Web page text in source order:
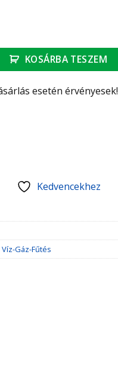
KOSÁRBA TESZEM
esetén érvényesek!
Kedvencekhez
Víz-Gáz-Fűtés